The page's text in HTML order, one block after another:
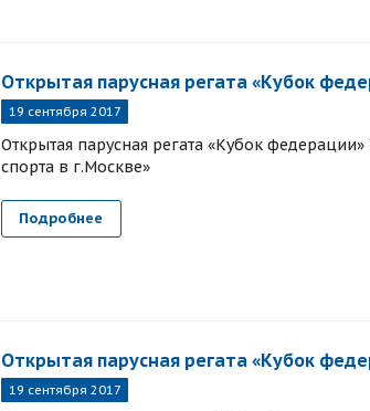
Открытая парусная регата «Кубок
19 сентября 2017
Открытая парусная регата «Кубок
спорта в г.Москве»
Подробнее
Открытая парусная регата «Кубок
19 сентября 2017